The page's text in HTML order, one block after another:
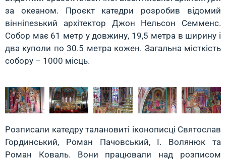
за океаном. Проєкт катедри розробив відомий
вінніпезький архітектор Джон Нельсон Семменс.
Собор має 61 метр у довжину, 19,5 метра в ширину і
два куполи по 30.5 метра кожен. Загальна місткість
собору – 1000 місць.
Розписали катедру талановиті іконописці Святослав
Гординський, Роман Пачовський, І. Волянюк та
Роман Коваль. Вони працювали над розписом